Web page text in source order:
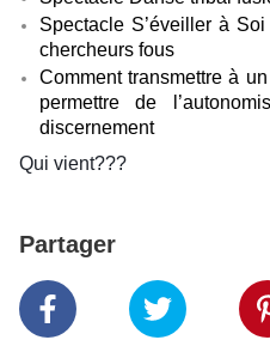
Spectacle S’éveiller à
chercheurs fous
Comment transmettre à
permettre de
discernement
Qui vient???
Partager